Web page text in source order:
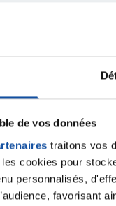
de vos données
traitons vos
cookies pour
personnalisés,
favorisant